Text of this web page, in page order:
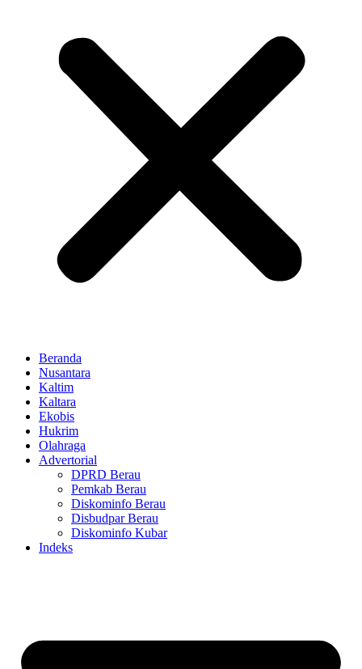
Beranda
Nusantara
Kaltim
Kaltara
Ekobis
Hukrim
Olahraga
Advertorial
DPRD Berau
Pemkab Berau
Diskominfo Berau
Disbudpar Berau
Diskominfo Kubar
Indeks